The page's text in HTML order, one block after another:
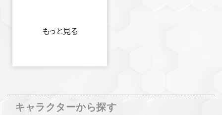
もっと見る
キャラクターから探す